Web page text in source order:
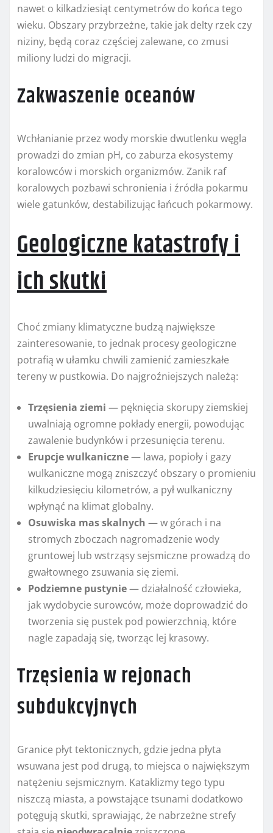
nawet o kilkadziesiąt centymetrów do końca tego
wieku. Obszary przybrzeżne, takie jak delty rzek czy
niziny, będą coraz częściej zalewane, co zmusi
miliony ludzi do migracji.
Zakwaszenie oceanów
Wchłanianie przez wody morskie dwutlenku węgla
prowadzi do zmian pH, co zaburza ekosystemy
koralowców i morskich organizmów. Zanik raf
koralowych pozbawi schronienia i źródła pokarmu
wiele gatunków, destabilizując łańcuch pokarmowy.
Geologiczne katastrofy i
ich skutki
Choć zmiany klimatyczne budzą największe
zainteresowanie, to jednak procesy geologiczne
potrafią w ułamku chwili zamienić zamieszkałe
tereny w pustkowia. Do najgroźniejszych należą:
Trzęsienia ziemi — pęknięcia skorupy ziemskiej
uwalniają ogromne pokłady energii, powodując
zawalenie budynków i przesunięcia terenu.
Erupcje wulkaniczne— lawa, popioły i gazy
wulkaniczne mogą zniszczyć obszary o promieniu
kilkudziesięciu kilometrów, a pył wulkaniczny
wpłynąć na klimat globalny.
Osuwiska mas skalnych — w górach i na
stromych zboczach nagromadzenie wody
gruntowej lub wstrząsy sejsmiczne prowadzą do
gwałtownego zsuwania się ziemi.
Podziemne pustynie— działalność człowieka,
jak wydobycie surowców, może doprowadzić do
tworzenia się pustek pod powierzchnią, które
nagle zapadają się, tworząc lej krasowy.
Trzęsienia w rejonach
subdukcyjnych
Granice płyt tektonicznych, gdzie jedna płyta
wsuwana jest pod drugą, to miejsca o największym
natężeniu sejsmicznym. Kataklizmy tego typu
niszczą miasta, a powstające tsunami dodatkowo
potęgują skutki, sprawiając, że nabrzeżne strefy